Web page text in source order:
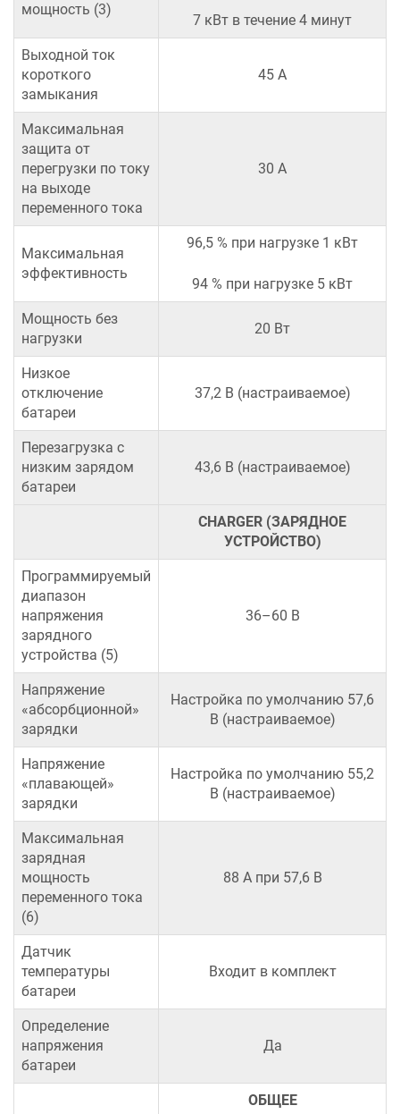
мощность (3)
7 кВт в течение 4 минут
Выходной ток
короткого
замыкания
45 А
Максимальная
защита от
перегрузки по току
на выходе
переменного тока
30 А
Максимальная
эффективность
96,5 % при нагрузке 1 кВт
94 % при нагрузке 5 кВт
Мощность без
нагрузки
20 Вт
Низкое
отключение
батареи
37,2 В (настраиваемое)
Перезагрузка с
низким зарядом
батареи
43,6 В (настраиваемое)
CHARGER (ЗАРЯДНОЕ
УСТРОЙСТВО)
Программируемый
диапазон
напряжения
зарядного
устройства (5)
36–60 В
Напряжение
«абсорбционной»
зарядки
Настройка по умолчанию 57,6
В (настраиваемое)
Напряжение
«плавающей»
зарядки
Настройка по умолчанию 55,2
В (настраиваемое)
Максимальная
зарядная
мощность
переменного тока
(6)
88 A при 57,6 В
Датчик
температуры
батареи
Входит в комплект
Определение
напряжения
батареи
Да
ОБЩЕЕ